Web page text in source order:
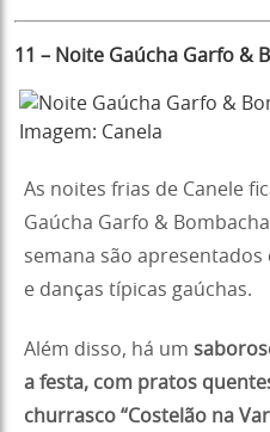
11 – Noite Gaúcha Garfo &
Imagem: Canela
As noites frias de Canele
Gaúcha Garfo &
semana são
e danças típicas gaúchas.
Além disso, há um
a festa, com pratos
churrasco “Costelão na